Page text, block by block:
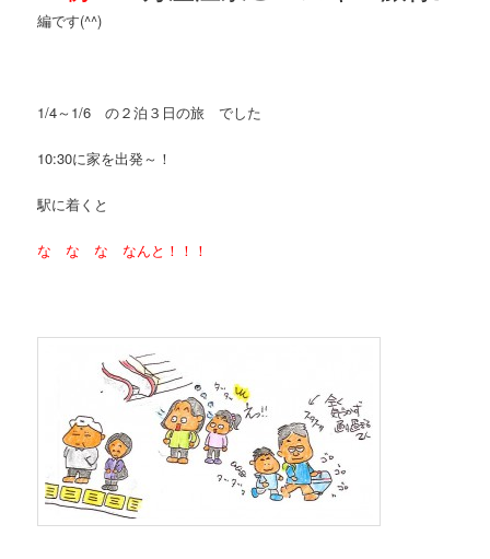
編です(^^)
1/4～1/6 の２泊３日の旅 でした
10:30に家を出発～！
駅に着くと
な な な なんと！！！